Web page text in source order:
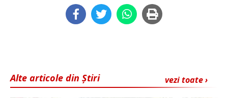
vezi toate ›
Alte articole din Știri